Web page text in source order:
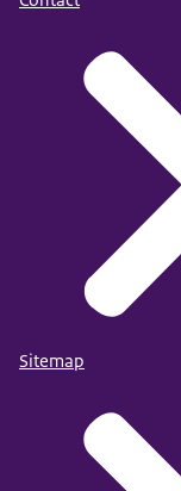
Sitemap